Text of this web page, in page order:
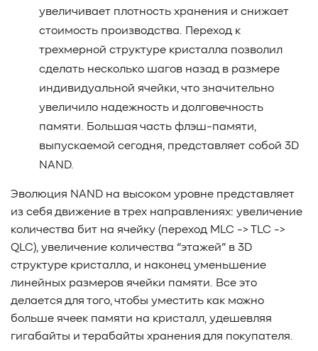
увеличивает плотность хранения и снижает
стоимость производства. Переход к
трехмерной структуре кристалла позволил
сделать несколько шагов назад в размере
индивидуальной ячейки, что значительно
увеличило надежность и долговечность
памяти. Большая часть флэш-памяти,
выпускаемой сегодня, представляет собой 3D
NAND.
Эволюция NAND на высоком уровне представляет
из себя движение в трех направлениях: увеличение
количества бит на ячейку (переход MLC -> TLC ->
QLC), увеличение количества “этажей” в 3D
структуре кристалла, и наконец уменьшение
линейных размеров ячейки памяти. Все это
делается для того, чтобы уместить как можно
больше ячеек памяти на кристалл, удешевляя
гигабайты и терабайты хранения для покупателя.